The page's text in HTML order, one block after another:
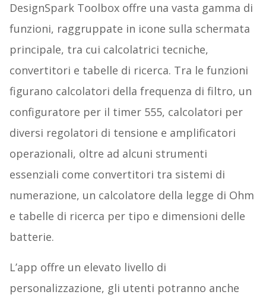
DesignSpark Toolbox offre una vasta gamma di
funzioni, raggruppate in icone sulla schermata
principale, tra cui calcolatrici tecniche,
convertitori e tabelle di ricerca. Tra le funzioni
figurano calcolatori della frequenza di filtro, un
configuratore per il timer 555, calcolatori per
diversi regolatori di tensione e amplificatori
operazionali, oltre ad alcuni strumenti
essenziali come convertitori tra sistemi di
numerazione, un calcolatore della legge di Ohm
e tabelle di ricerca per tipo e dimensioni delle
batterie.
L’app offre un elevato livello di
personalizzazione, gli utenti potranno anche